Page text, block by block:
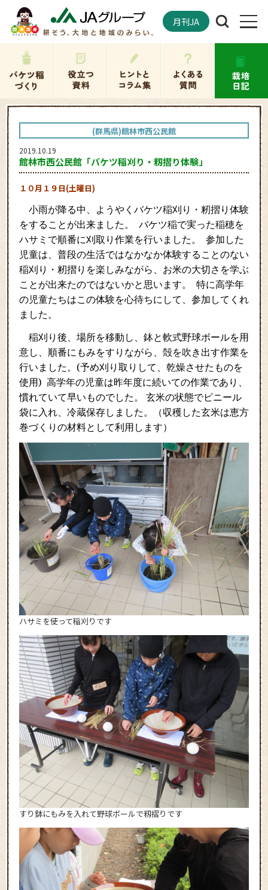
月刊JA
(群馬県)館林市西公民館
2019.10.19
館林市西公民館「バケツ稲刈り・籾摺り体験」
１０月１９日(土曜日)
小雨が降る中、ようやくバケツ稲刈り・籾摺り体験
をすることが出来ました。 バケツ稲で実った稲穂を
ハサミで順番に刈取り作業を行いました。 参加した
児童は、普段の生活ではなかなか体験することのない
稲刈り・籾摺りを楽しみながら、お米の大切さを学ぶ
ことが出来たのではないかと思います。 特に高学年
の児童たちはこの体験を心待ちにして、参加してくれ
ました。
稲刈り後、場所を移動し、鉢と軟式野球ボールを用
意し、順番にもみをすりながら、殻を吹き出す作業を
行いました。(予め刈り取りして、乾燥させたものを
使用) 高学年の児童は昨年度に続いての作業であり、
慣れていて早いものでした。 玄米の状態でビニール
袋に入れ、冷蔵保存しました。（収穫した玄米は恵方
巻づくりの材料として利用します）
ハサミを使って稲刈りです
すり鉢にもみを入れて野球ボールで籾摺りです